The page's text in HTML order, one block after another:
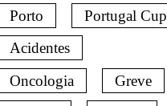
Porto
Portugal Cup
Acidentes
Oncologia
Greve